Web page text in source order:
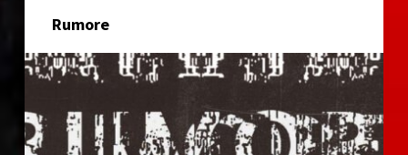
/
MR.
PHIL
Rumore